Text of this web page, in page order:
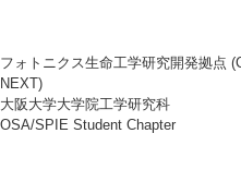
フォトニクス生命工学研究開発拠点
NEXT)
大阪大学大学院工学研究科
OSA/SPIE Student Chapter